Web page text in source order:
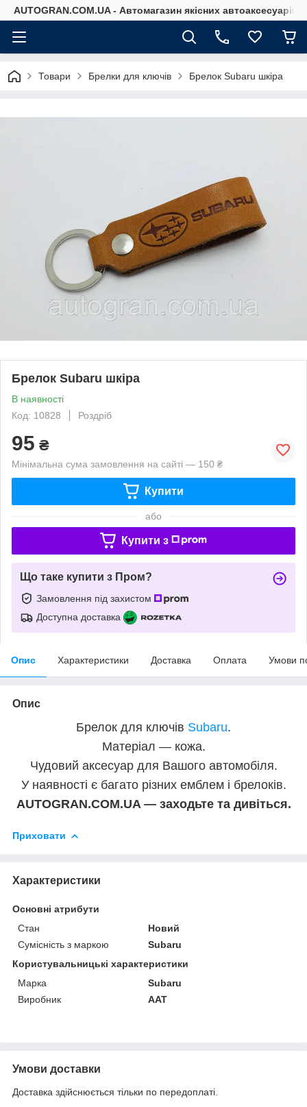
AUTOGRAN.COM.UA - Автомагазин якісних автоаксесуарів
Товари Брелки для ключів Брелок Subaru шкіра
Брелок Subaru шкіра
В наявності
Код: 10828
Роздріб
95 ₴
Мінімальна сума замовлення на сайті — 150 ₴
Купити
або
Купити з
Що таке купити з Пром?
Замовлення під захистом
Доступна доставка
Опис Характеристики Доставка Оплата Умови
Опис
Брелок для ключів Subaru.
Матеріал — кожа.
Чудовий аксесуар для Вашого автомобіля.
У наявності є багато різних емблем і брелоків.
AUTOGRAN.COM.UA — заходьте та дивіться.
Приховати
Характеристики
Основні атрибути
Стан
Новий
Сумісність з маркою
Subaru
Користувальницькі характеристики
Марка
Subaru
Виробник
AAT
Умови доставки
Доставка здійснюється тільки по передоплаті.